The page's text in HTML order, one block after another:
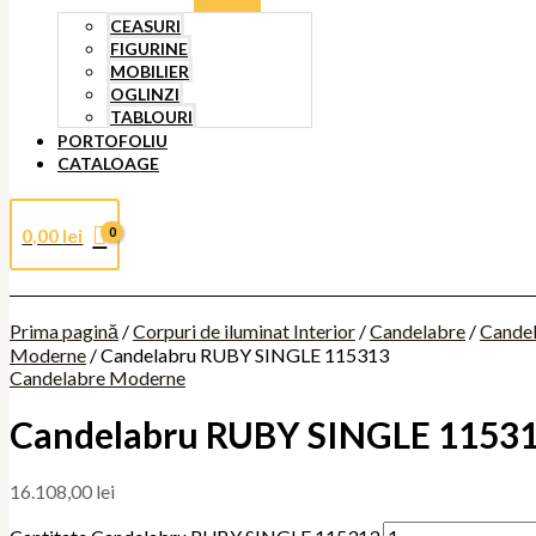
CEASURI
FIGURINE
MOBILIER
OGLINZI
TABLOURI
PORTOFOLIU
CATALOAGE
0,00 lei
Prima pagină /Corpuri de iluminat Interior /Candelabre /
Moderne / Candelabru RUBY SINGLE 115313
Candelabre Moderne
Candelabru RUBY SINGLE
16.108,00 lei